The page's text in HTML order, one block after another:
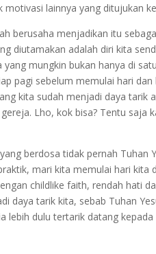
lainnya yang ditujukan
berusaha menjadikan itu
diutamakan adalah diri kita
mungkin bukan hanya di
pagi sebelum memulai hari
kita sudah menjadi daya
Lho, kok bisa? Tentu
berdosa tidak pernah Tuhan
mari kita memulai hari
childlike faith, rendah hati
daya tarik kita, sebab Tuhan
dulu tertarik datang